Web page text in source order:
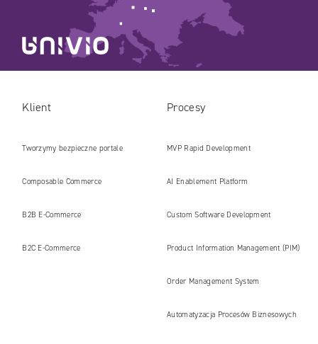
Klient
Tworzymy bezpieczne portale
internetowe i platformy gotowe na erę
AI
Composable Commerce
B2B E‑Commerce
B2C E‑Commerce
Procesy
MVP Rapid Development
AI Enablement Platform
Custom Software Development
Product Information Management (PIM)
Order Management System
Automatyzacja Procesów Biznesowych